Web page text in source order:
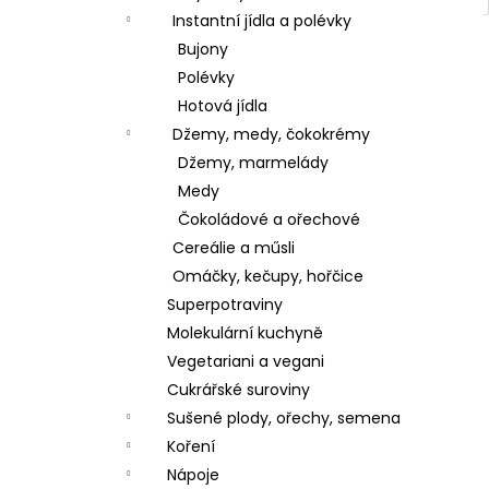
Instantní jídla a polévky
Bujony
Polévky
Hotová jídla
Džemy, medy, čokokrémy
Džemy, marmelády
Medy
Čokoládové a ořechové
Cereálie a műsli
Omáčky, kečupy, hořčice
Superpotraviny
Molekulární kuchyně
Vegetariani a vegani
Cukrářské suroviny
Sušené plody, ořechy, semena
Koření
Nápoje